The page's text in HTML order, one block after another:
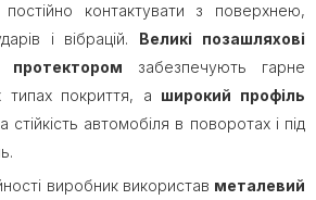
контактувати з поверхнею,
і вібрацій. Великі позашляхові
забезпечують гарне
типах покриття, а широкий профіль
автомобіля в поворотах і під
виробник використав металевий